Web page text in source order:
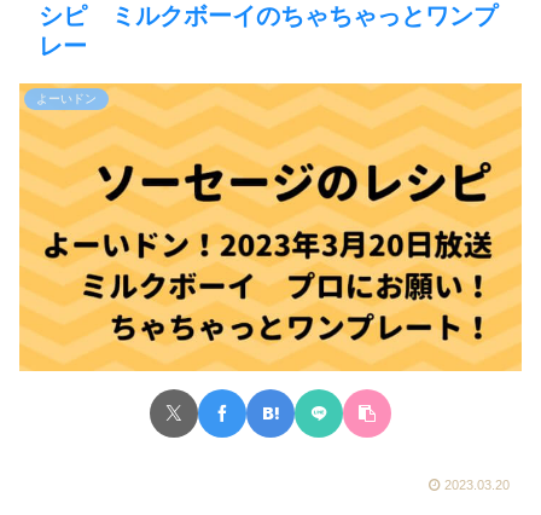
シピ ミルクボーイのちゃちゃっとワンプ
レー
よーいドン
2023.03.20